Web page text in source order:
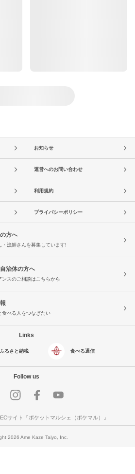
お知らせ
運営へのお問い合わせ
利用規約
プライバシーポリシー
方へ
・漁師さんを募集しています!
治体の方へ
ンスのご相談はこちらから
食べる人をつなぎたい
Links
るさと納税 食べる通信
Follow us
サイト『ポケットマルシェ（ポケマル）』
2026 Ame Kaze Taiyo, Inc.